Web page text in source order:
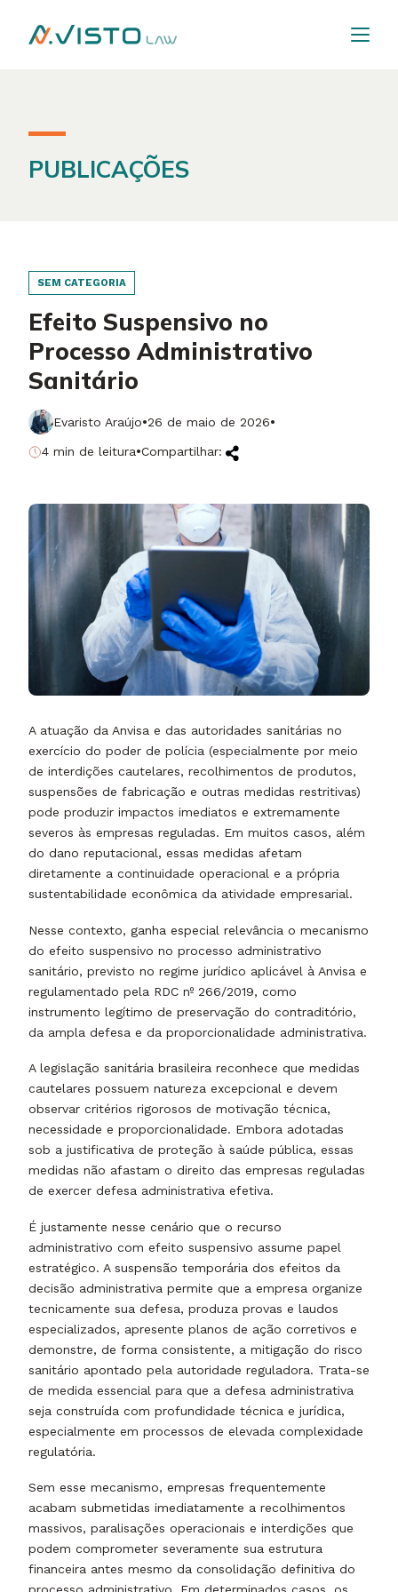
PUBLICAÇÕES
SEM CATEGORIA
Efeito Suspensivo no
Processo Administrativo
Sanitário
Evaristo Araújo·26 de maio de 2026·
4 min de leitura·Compartilhar:
A atuação da Anvisa e das autoridades sanitárias no
exercício do poder de polícia (especialmente por meio
de interdições cautelares, recolhimentos de produtos,
suspensões de fabricação e outras medidas restritivas)
pode produzir impactos imediatos e extremamente
severos às empresas reguladas. Em muitos casos, além
do dano reputacional, essas medidas afetam
diretamente a continuidade operacional e a própria
sustentabilidade econômica da atividade empresarial.
Nesse contexto, ganha especial relevância o mecanismo
do efeito suspensivo no processo administrativo
sanitário, previsto no regime jurídico aplicável à Anvisa e
regulamentado pela RDC nº 266/2019, como
instrumento legítimo de preservação do contraditório,
da ampla defesa e da proporcionalidade administrativa.
A legislação sanitária brasileira reconhece que medidas
cautelares possuem natureza excepcional e devem
observar critérios rigorosos de motivação técnica,
necessidade e proporcionalidade. Embora adotadas
sob a justificativa de proteção à saúde pública, essas
medidas não afastam o direito das empresas reguladas
de exercer defesa administrativa efetiva.
É justamente nesse cenário que o recurso
administrativo com efeito suspensivo assume papel
estratégico. A suspensão temporária dos efeitos da
decisão administrativa permite que a empresa organize
tecnicamente sua defesa, produza provas e laudos
especializados, apresente planos de ação corretivos e
demonstre, de forma consistente, a mitigação do risco
sanitário apontado pela autoridade reguladora. Trata-se
de medida essencial para que a defesa administrativa
seja construída com profundidade técnica e jurídica,
especialmente em processos de elevada complexidade
regulatória.
Sem esse mecanismo, empresas frequentemente
acabam submetidas imediatamente a recolhimentos
massivos, paralisações operacionais e interdições que
podem comprometer severamente sua estrutura
financeira antes mesmo da consolidação definitiva do